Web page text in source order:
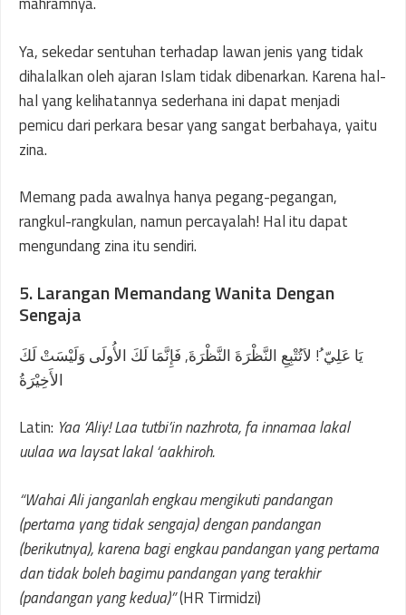
Ya, sekedar sentuhan terhadap lawan jenis yang tidak
dihalalkan oleh ajaran Islam tidak dibenarkan. Karena hal-
hal yang kelihatannya sederhana ini dapat menjadi
pemicu dari perkara besar yang sangat berbahaya, yaitu
zina.
Memang pada awalnya hanya pegang-pegangan,
rangkul-rangkulan, namun percayalah! Hal itu dapat
mengundang zina itu sendiri.
5. Larangan Memandang Wanita Dengan
Sengaja
يَا عَلِيّ ُ! لاَتُتْبِعِ النَّظْرَةَ النَّظْرَةَ, فَإِنَّمَا لَكَ الأُولَى وَلَيْسَتْ لَكَ
الأَخِيْرَةُ
Latin: Yaa ‘Aliy! Laa tutbi’in nazhrota, fa innamaa lakal
uulaa wa laysat lakal ‘aakhiroh.
“Wahai Ali janganlah engkau mengikuti pandangan
(pertama yang tidak sengaja) dengan pandangan
(berikutnya), karena bagi engkau pandangan yang pertama
dan tidak boleh bagimu pandangan yang terakhir
(pandangan yang kedua)”(HR Tirmidzi)